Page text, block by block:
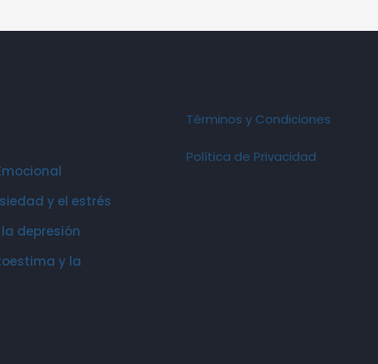
y el estrés
depresión
y la
Términos y Condiciones
Política de Privacidad